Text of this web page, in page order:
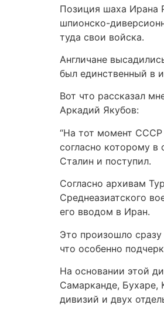
Позиция шаха Ирана
шпионско-
туда свои войска.
Англичане
был единственный в
Вот что рассказал
Аркадий Якубов:
“На тот момент СССР
согласно которому в
Сталин и поступил.
Согласно архивам
Среднеазиатского
его вводом в Иран.
Это произошло сразу
что особенно
На основании этой
Самарканде, Бухаре,
дивизий и двух